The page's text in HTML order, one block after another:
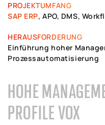
PROJEKTUMFANG
SAP ERP, APO, DMS,
HERAUSFORDERUNG
Einführung hoher
Prozessautomatisierung
HOHE
PROFILE VOX